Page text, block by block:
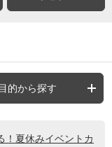
目的から探す
！夏休みイベントカ